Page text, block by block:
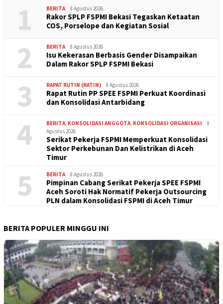
1 BERITA 8 Agustus 2026
Rakor SPLP FSPMI Bekasi Tegaskan Ketaatan
COS, Porselope dan Kegiatan Sosial
2 BERITA 8 Agustus 2026
Isu Kekerasan Berbasis Gender Disampaikan
Dalam Rakor SPLP FSPMI Bekasi
3 RAPAT RUTIN (RATIN) 8 Agustus 2026
Rapat Rutin PP SPEE FSPMI Perkuat Koordinasi
dan Konsolidasi Antarbidang
4 BERITA, KONSOLIDASI ANGGOTA, KONSOLIDASI ORGANISASI
8
Agustus 2026
Serikat Pekerja FSPMI Memperkuat Konsolidasi
Sektor Perkebunan Dan Kelistrikan di Aceh
Timur
5 BERITA 8 Agustus 2026
Pimpinan Cabang Serikat Pekerja SPEE FSPMI
Aceh Soroti Hak Normatif Pekerja Outsourcing
PLN dalam Konsolidasi FSPMI di Aceh Timur
BERITA POPULER MINGGU INI